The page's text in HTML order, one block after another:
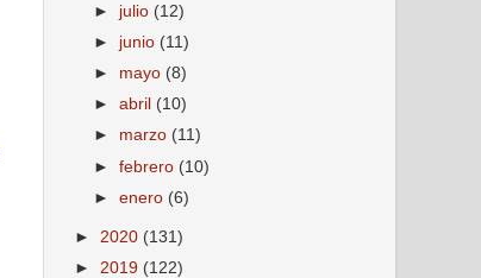
► julio (12)
► junio (11)
► mayo (8)
►abril (10)
► marzo (11)
►febrero (10)
►enero (6)
► 2020 (131)
► 2019 (122)